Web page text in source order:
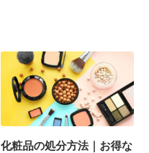
化粧品の処分方法｜お得な